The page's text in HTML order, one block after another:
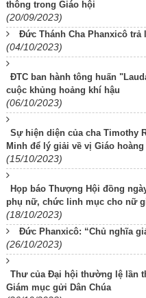
thông trong Giáo hội
(20/09/2023)
Đức Thánh Cha Phanxicô
(04/10/2023)
ĐTC ban hành tông huấn
cuộc khủng hoảng khí hậu
(06/10/2023)
Sự hiện diện của cha Timothy
Minh để lý giải về vị Giáo hoàng
(15/10/2023)
Họp báo Thượng Hội đồng
phụ nữ, chức linh mục cho nữ
(18/10/2023)
Đức Phanxicô: “Chủ nghĩa
(26/10/2023)
Thư của Đại hội thường lệ lần
Giám mục gửi Dân Chúa